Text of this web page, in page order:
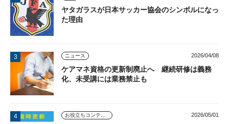
ヤタガラスが日本サッカー協会のシンボルになっ
た理由
ニュース 2026/04/08
ケアマネ資格の更新制廃止へ 継続研修は義務
化、未受講には業務禁止も
お役立ちコンテンツ 2026/05/01